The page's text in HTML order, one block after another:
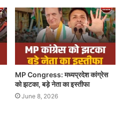
MP Congress: मध्यप्रदेश कांग्रेस
को झटका, बड़े नेता का इस्तीफा
June 8, 2026